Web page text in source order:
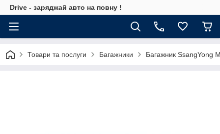
Drive - заряджай авто на повну !
Товари та послуги Багажники Багажник SsangYong